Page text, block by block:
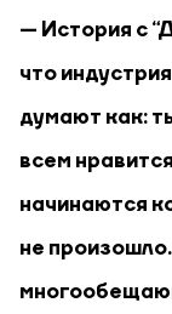
— История с
что
думают как:
всем
начинаются
не